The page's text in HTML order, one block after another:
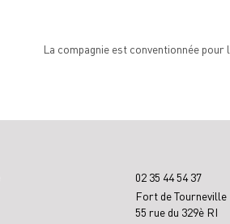
La compagnie est conventionnée
02 35 44 54 37
Fort de Tourneville
55 rue du 329è RI